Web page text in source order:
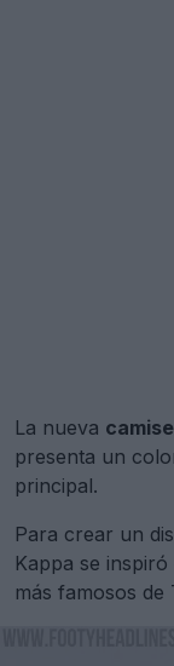
La nueva
presenta un
principal.
Para crear un
Kappa se
más famosos de